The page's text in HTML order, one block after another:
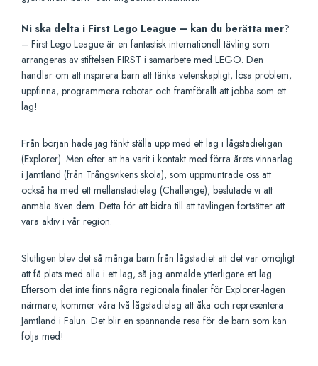
Ni ska delta i First Lego League – kan du berätta mer?
– First Lego League är en fantastisk internationell tävling som
arrangeras av stiftelsen FIRST i samarbete med LEGO. Den
handlar om att inspirera barn att tänka vetenskapligt, lösa problem,
uppfinna, programmera robotar och framförallt att jobba som ett
lag!
Från början hade jag tänkt ställa upp med ett lag i lågstadieligan
(Explorer). Men efter att ha varit i kontakt med förra årets vinnarlag
i Jämtland (från Trångsvikens skola), som uppmuntrade oss att
också ha med ett mellanstadielag (Challenge), beslutade vi att
anmäla även dem. Detta för att bidra till att tävlingen fortsätter att
vara aktiv i vår region.
Slutligen blev det så många barn från lågstadiet att det var omöjligt
att få plats med alla i ett lag, så jag anmälde ytterligare ett lag.
Eftersom det inte finns några regionala finaler för Explorer-lagen
närmare, kommer våra två lågstadielag att åka och representera
Jämtland i Falun. Det blir en spännande resa för de barn som kan
följa med!